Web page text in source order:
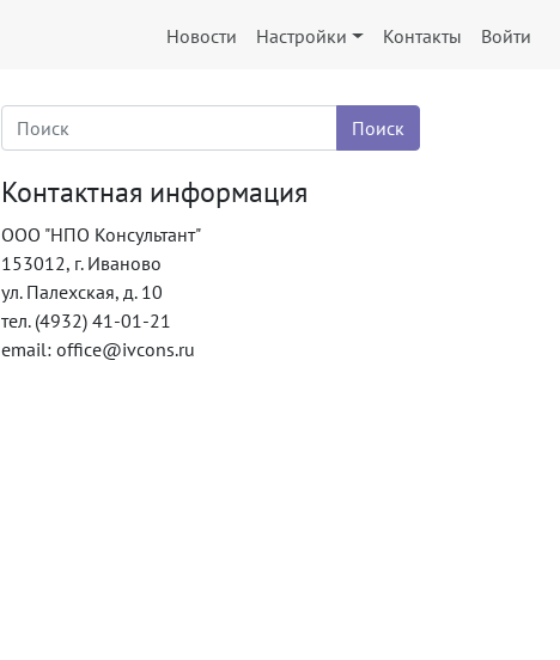
Новости Настройки Контакты Войти
Контактная информация
ООО "НПО Консультант"
153012, г. Иваново
ул. Палехская, д. 10
тел. (4932) 41-01-21
email: office@ivcons.ru